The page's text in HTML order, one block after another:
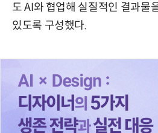
도 AI와 협업해 실질적인 결과물
있도록 구성했다.